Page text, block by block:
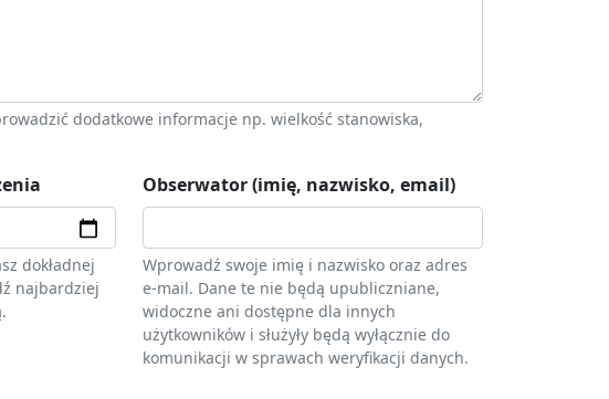
dodatkowe informacje np. wielkość stanowiska,
dokładnej
najbardziej
Obserwator (imię, nazwisko, email)
Wprowadź swoje imię i nazwisko oraz adres
e-mail. Dane te nie będą upubliczniane,
widoczne ani dostępne dla innych
użytkowników i służyły będą wyłącznie do
komunikacji w sprawach weryfikacji danych.